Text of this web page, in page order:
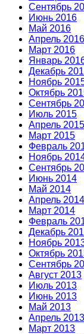
Сентябрь
Июнь 2016
Май 2016
Апрель 2016
Март 2016
Январь
Декабрь
Ноябрь
Октябрь
Сентябрь
Июль 2015
Апрель 2015
Март 2015
Февраль
Ноябрь
Сентябрь
Июнь 2014
Май 2014
Апрель 2014
Март 2014
Февраль
Декабрь
Ноябрь
Октябрь
Сентябрь
Август 2013
Июль 2013
Июнь 2013
Май 2013
Апрель 2013
Март 2013